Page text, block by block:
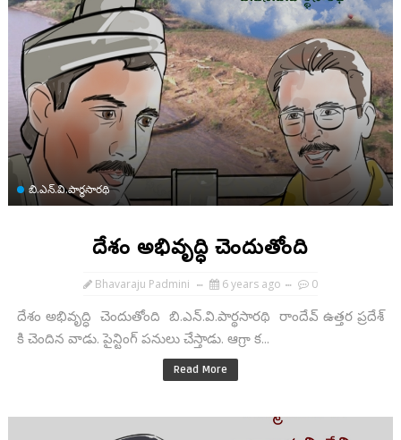
బి.ఎన్.వి.పార్థసారథి
దేశం‌ అభివృద్ధి చెందుతోంది
Bhavaraju Padmini 6 years ago 0
దేశం అభివృద్ధి చెందుతోంది బి.ఎన్.వి.పార్థసారథి రాందేవ్ ఉత్తర ప్రదేశ్
కి చెందిన వాడు. పైన్టింగ్ పనులు చేస్తాడు. ఆగ్రా క...
Read More